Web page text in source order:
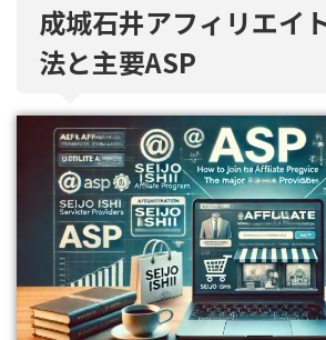
成城石井アフィリエイ
法と主要ASP